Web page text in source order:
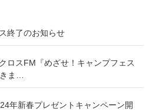
終了のお知らせ
ロスFM『めざせ！キャンプフェス
ま…
年新春プレゼントキャンペーン開